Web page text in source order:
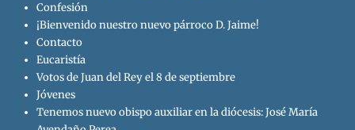
Confesión
¡Bienvenido nuestro nuevo párroco D. Jaime!
Contacto
Eucaristía
Votos de Juan del Rey el 8 de septiembre
Jóvenes
Tenemos nuevo obispo auxiliar en la diócesis: José María